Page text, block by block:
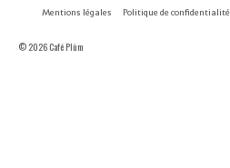
Mentions légales Politique de confidentialité
© 2026 Café Plùm